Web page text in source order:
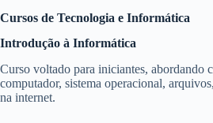
Cursos de Tecnologia e Informática
Introdução à Informática
Curso voltado para iniciantes, abordando
computador, sistema operacional,
na internet.